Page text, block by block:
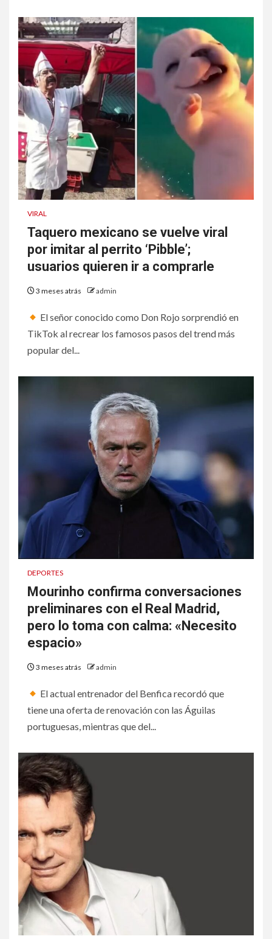
VIRAL
Taquero mexicano se vuelve viral
por imitar al perrito ‘Pibble’;
usuarios quieren ir a comprarle
3 meses atrás admin
El señor conocido como Don Rojo sorprendió en
TikTok al recrear los famosos pasos del trend más
popular del...
DEPORTES
Mourinho confirma conversaciones
preliminares con el Real Madrid,
pero lo toma con calma: «Necesito
espacio»
3 meses atrás admin
El actual entrenador del Benfica recordó que
tiene una oferta de renovación con las Águilas
portuguesas, mientras que del...